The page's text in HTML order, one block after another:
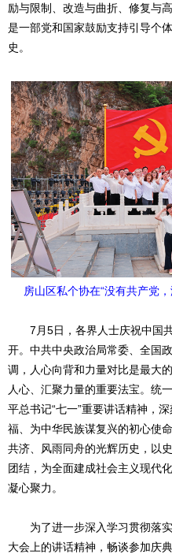
励与限制、改造与曲折、修复与
是一部党和国家鼓励支持引导个
史。
房山区私个协在“没有共产党
7月5日，各界人士庆祝中国共
开。中共中央政治局常委、全国
调，人心向背和力量对比是最大
人心、汇聚力量的重要法宝。统
平总书记“七一”重要讲话精神，
福、为中华民族谋复兴的初心使
共济、风雨同舟的光辉历史，以
团结，为全面建成社会主义现代
凝心聚力。
为了进一步深入学习贯彻落实
大会上的讲话精神，畅谈参加庆